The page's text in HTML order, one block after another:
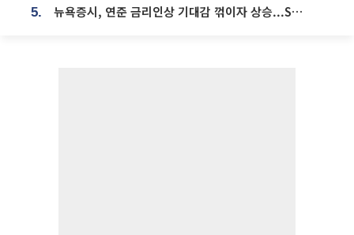
5. 뉴욕증시, 연준 금리인상 기대감 꺾이자 상승...S&P500 사상 최고치 [종합]